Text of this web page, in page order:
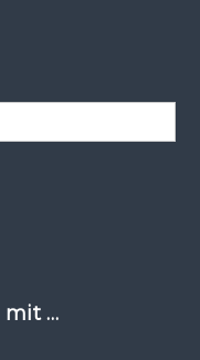
mit …